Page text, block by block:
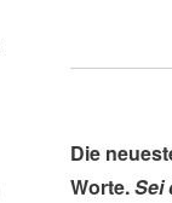
Die
Worte.Sei